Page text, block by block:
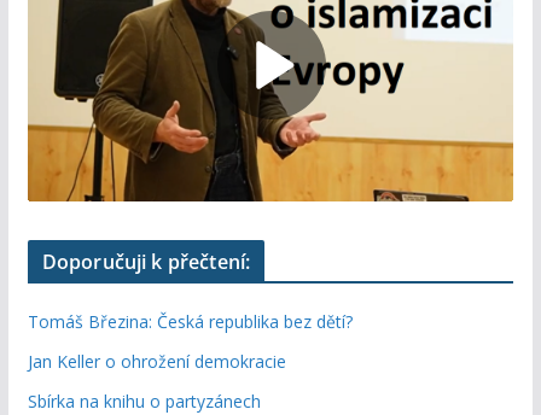
Doporučuji k přečtení:
Tomáš Březina: Česká republika bez dětí?
Jan Keller o ohrožení demokracie
Sbírka na knihu o partyzánech